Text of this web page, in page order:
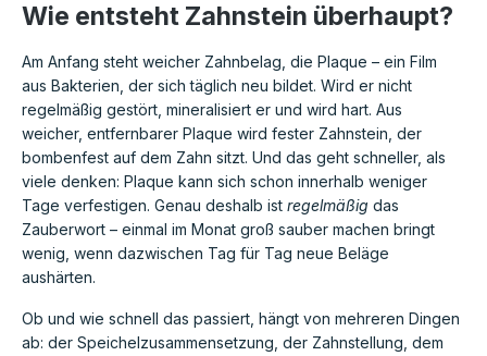
Wie entsteht Zahnstein überhaupt?
Am Anfang steht weicher Zahnbelag, die Plaque – ein Film
aus Bakterien, der sich täglich neu bildet. Wird er nicht
regelmäßig gestört, mineralisiert er und wird hart. Aus
weicher, entfernbarer Plaque wird fester Zahnstein, der
bombenfest auf dem Zahn sitzt. Und das geht schneller, als
viele denken: Plaque kann sich schon innerhalb weniger
Tage verfestigen. Genau deshalb ist regelmäßig das
Zauberwort – einmal im Monat groß sauber machen bringt
wenig, wenn dazwischen Tag für Tag neue Beläge
aushärten.
Ob und wie schnell das passiert, hängt von mehreren Dingen
ab: der Speichelzusammensetzung, der Zahnstellung, dem